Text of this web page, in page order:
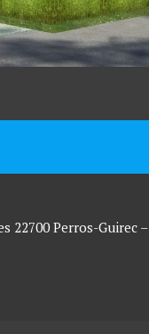
22700 Perros-Guirec –